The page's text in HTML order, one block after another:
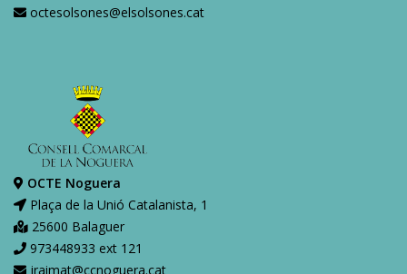
octesolsones@elsolsones.cat
OCTE Noguera
Plaça de la Unió Catalanista, 1
25600 Balaguer
973448933 ext 121
jraimat@ccnoguera.cat